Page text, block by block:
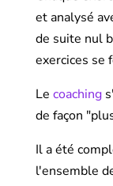
et analysé
de suite nul
exercices se
Le coaching
de façon
Il a été
l'ensemble